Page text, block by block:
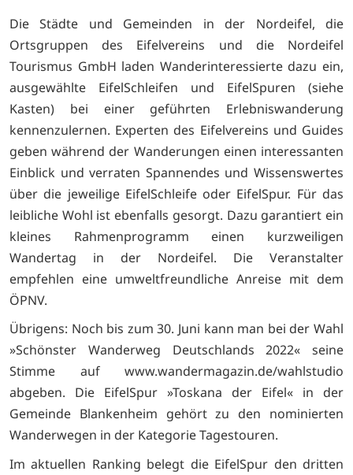
Die Städte und Gemeinden in der Nordeifel, die
Ortsgruppen des Eifelvereins und die Nordeifel
Tourismus GmbH laden Wanderinteressierte dazu ein,
ausgewählte EifelSchleifen und EifelSpuren (siehe
Kasten) bei einer geführten Erlebniswanderung
kennenzulernen. Experten des Eifelvereins und Guides
geben während der Wanderungen einen interessanten
Einblick und verraten Spannendes und Wissenswertes
über die jeweilige EifelSchleife oder EifelSpur. Für das
leibliche Wohl ist ebenfalls gesorgt. Dazu garantiert ein
kleines Rahmenprogramm einen kurzweiligen
Wandertag in der Nordeifel. Die Veranstalter
empfehlen eine umweltfreundliche Anreise mit dem
ÖPNV.
Übrigens: Noch bis zum 30. Juni kann man bei der Wahl
»Schönster Wanderweg Deutschlands 2022« seine
Stimme auf www.wandermagazin.de/wahlstudio
abgeben. Die EifelSpur »Toskana der Eifel« in der
Gemeinde Blankenheim gehört zu den nominierten
Wanderwegen in der Kategorie Tagestouren.
Im aktuellen Ranking belegt die EifelSpur den dritten